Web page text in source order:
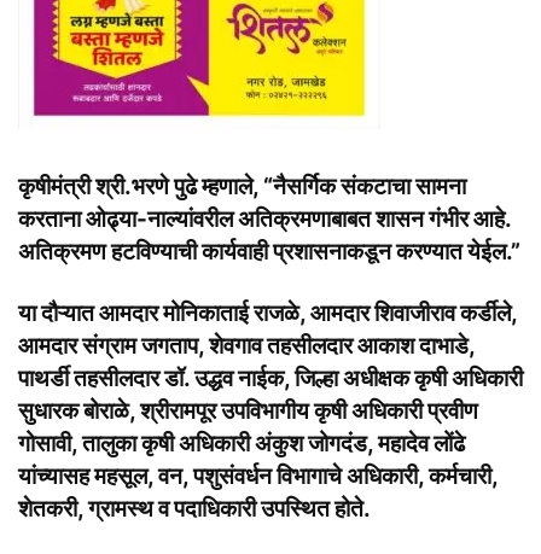
कृषीमंत्री श्री.भरणे पुढे म्हणाले, “नैसर्गिक संकटाचा सामना
करताना ओढ्या-नाल्यांवरील अतिक्रमणाबाबत शासन गंभीर आहे.
अतिक्रमण हटविण्याची कार्यवाही प्रशासनाकडून करण्यात येईल.”
या दौऱ्यात आमदार मोनिकाताई राजळे, आमदार शिवाजीराव कर्डीले,
आमदार संग्राम जगताप, शेवगाव तहसीलदार आकाश दाभाडे,
पाथर्डी तहसीलदार डॉ. उद्धव नाईक, जिल्हा अधीक्षक कृषी अधिकारी
सुधारक बोराळे, श्रीरामपूर उपविभागीय कृषी अधिकारी प्रवीण
गोसावी, तालुका कृषी अधिकारी अंकुश जोगदंड, महादेव लोंढे
यांच्यासह महसूल, वन, पशुसंवर्धन विभागाचे अधिकारी, कर्मचारी,
शेतकरी, ग्रामस्थ व पदाधिकारी उपस्थित होते.